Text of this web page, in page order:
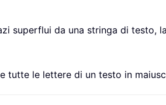
superflui da una stringa di testo,
tutte le lettere di un testo in